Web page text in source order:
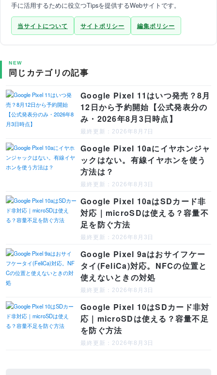
手に活用するために役立つTipsを提供するWebサイトです。
当サイトについて サイトポリシー 編集ポリシー
NEW
同じカテゴリの記事
Google Pixel 11はいつ発売？8月
12日から予約開始【公式発表分の
み・2026年8月3日時点】
最終更新：2026年8月7日
Google Pixel 10aにイヤホンジャ
ックはない。有線イヤホンを使う
方法は？
最終更新：2026年8月3日
Google Pixel 10aはSDカード非
対応｜microSDは使える？容量不
足を防ぐ方法
最終更新：2026年8月3日
Google Pixel 9aはおサイフケー
タイ(FeliCa)対応。NFCの位置と
使えないときの対処
最終更新：2026年8月3日
Google Pixel 10はSDカード非対
応｜microSDは使える？容量不足
を防ぐ方法
最終更新：2026年8月3日